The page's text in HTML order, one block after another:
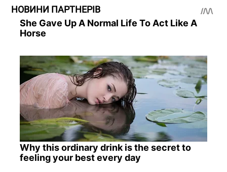
НОВИНИ ПАРТНЕРІВ
She Gave Up A Normal Life To Act Like A
Horse
Why this ordinary drink is the secret to
feeling your best every day